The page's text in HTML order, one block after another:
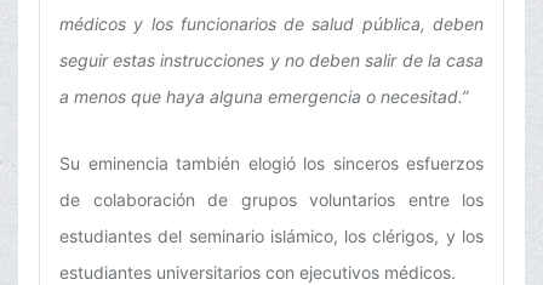
médicos y los funcionarios de salud pública, deben
seguir estas instrucciones y no deben salir de la casa
a menos que haya alguna emergencia o necesitad.”
Su eminencia también elogió los sinceros esfuerzos
de colaboración de grupos voluntarios entre los
estudiantes del seminario islámico, los clérigos, y los
estudiantes universitarios con ejecutivos médicos.